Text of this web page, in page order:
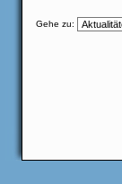
Gehe zu: